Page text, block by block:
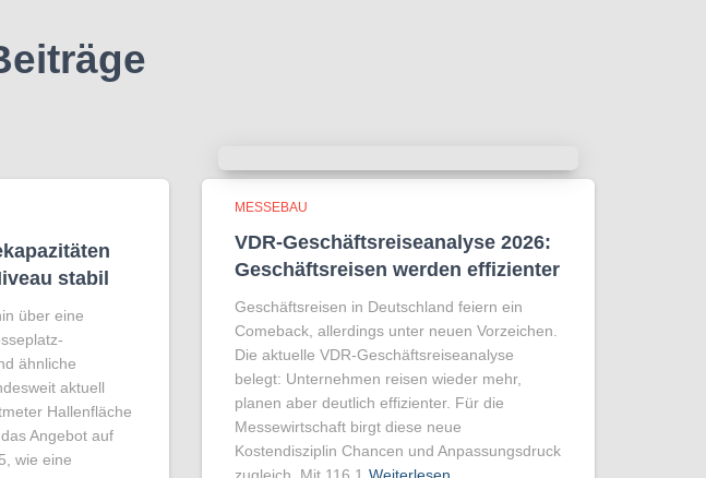
stabil
über eine
ähnliche
aktuell
Hallenfläche
Angebot auf
wie eine
MESSEBAU
VDR-Geschäftsreiseanalyse 2026:
Geschäftsreisen werden effizienter
Geschäftsreisen in Deutschland feiern ein
Comeback, allerdings unter neuen Vorzeichen.
Die aktuelle VDR-Geschäftsreiseanalyse
belegt: Unternehmen reisen wieder mehr,
planen aber deutlich effizienter. Für die
Messewirtschaft birgt diese neue
Kostendisziplin Chancen und Anpassungsdruck